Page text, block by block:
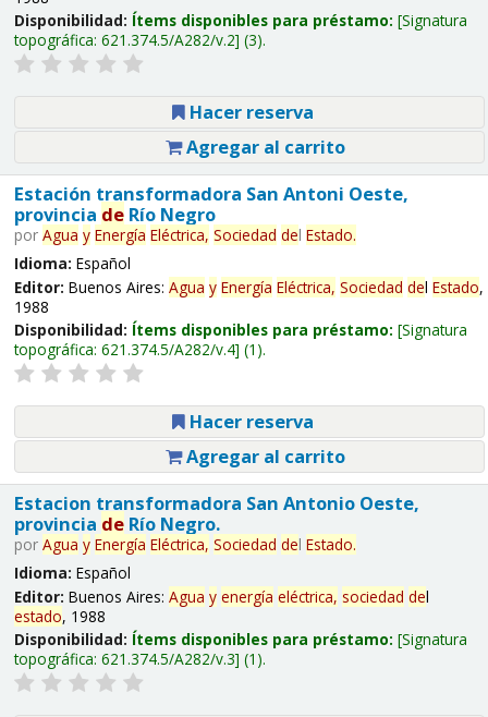
Disponibilidad: Ítems disponibles para préstamo: Signatura
topográfica: 621.374.5/A282/v.2 (3).
Hacer reserva
Agregar al carrito
Estación transformadora San Antoni Oeste,
provincia deRío Negro
por Agua y Energía Eléctrica, Sociedad del Estado.
Idioma: Español
Editor: Buenos Aires: Agua y Energía Eléctrica, Sociedad del Estado,
1988
Disponibilidad: Ítems disponibles para préstamo: Signatura
topográfica: 621.374.5/A282/v.4 (1).
Hacer reserva
Agregar al carrito
Estacion transformadora San Antonio Oeste,
provincia deRío Negro.
por Agua y Energía Eléctrica, Sociedad del Estado.
Idioma: Español
Editor: Buenos Aires: Agua y energía eléctrica, sociedad del
estado, 1988
Disponibilidad: Ítems disponibles para préstamo: Signatura
topográfica: 621.374.5/A282/v.3 (1).